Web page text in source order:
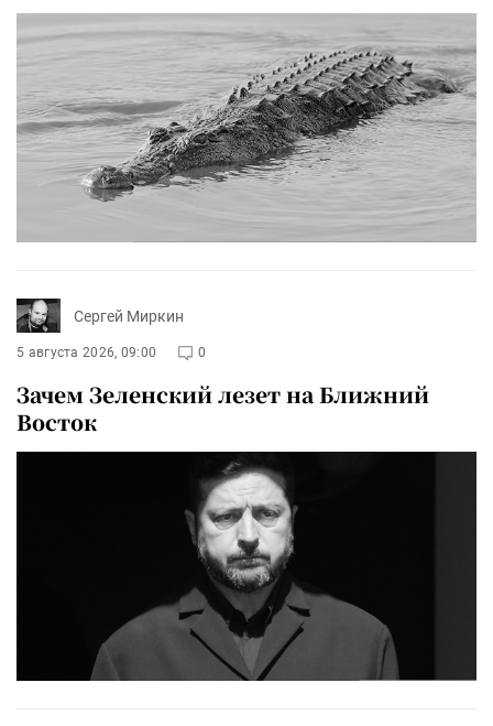
Сергей Миркин
5 августа 2026, 09:00 0
Зачем Зеленский лезет на Ближний
Восток